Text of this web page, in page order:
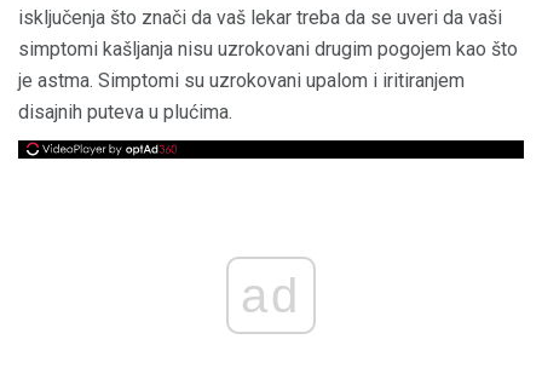
isključenja što znači da vaš lekar treba da se uveri da vaši
simptomi kašljanja nisu uzrokovani drugim pogojem kao što
je astma. Simptomi su uzrokovani upalom i iritiranjem
disajnih puteva u plućima.
ad